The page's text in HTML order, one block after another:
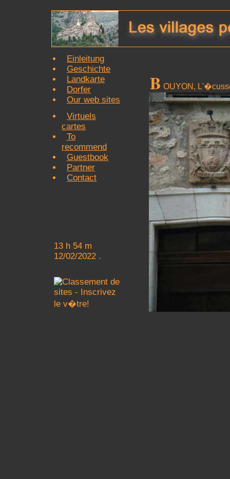
Einleitung
Geschichte
Landkarte
Dorfer
Our web sites
Virtuels
cartes
To
recommend
Guestbook
Partner
Contact
13 h 54 m
12/02/2022 .
B OUYON,